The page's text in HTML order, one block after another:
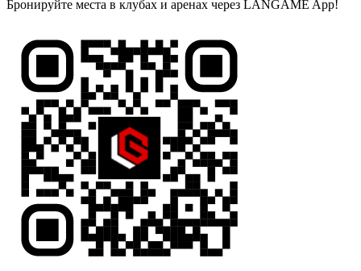
Бронируйте места в клубах и аренах через LANGAME App!